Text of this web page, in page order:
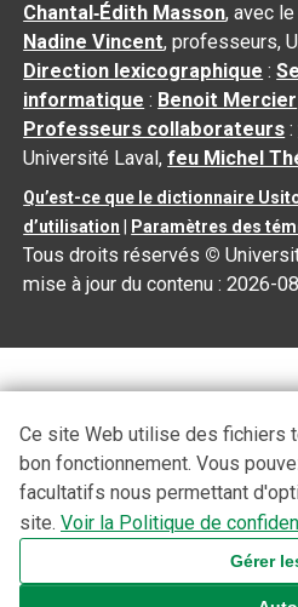
Chantal‑Édith Masson, avec
Nadine Vincent, professeurs,
Direction lexicographique :
informatique : Benoit Mercier
Professeurs collaborateurs :
Université Laval,feu Michel
Qu’est-ce que le dictionnaire
d’utilisation
Paramètres des
Tous droits réservés ©
mise à jour du contenu :2026-
Ce site Web utilise des fichiers
bon fonctionnement. Vous
facultatifs nous permettant
site. Voir la Politique de
Gérer